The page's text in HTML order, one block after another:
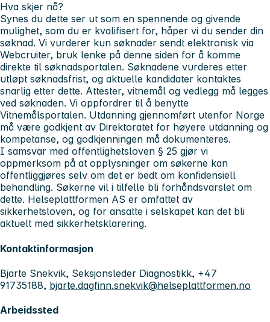
Hva skjer nå?
Synes du dette ser ut som en spennende og givende
mulighet, som du er kvalifisert for, håper vi du sender din
søknad. Vi vurderer kun søknader sendt elektronisk via
Webcruiter, bruk lenke på denne siden for å komme
direkte til søknadsportalen. Søknadene vurderes etter
utløpt søknadsfrist, og aktuelle kandidater kontaktes
snarlig etter dette. Attester, vitnemål og vedlegg må legges
ved søknaden. Vi oppfordrer til å benytte
Vitnemålsportalen. Utdanning gjennomført utenfor Norge
må være godkjent av Direktoratet for høyere utdanning og
kompetanse, og godkjenningen må dokumenteres.
I samsvar med offentlighetsloven § 25 gjør vi
oppmerksom på at opplysninger om søkerne kan
offentliggjøres selv om det er bedt om konfidensiell
behandling. Søkerne vil i tilfelle bli forhåndsvarslet om
dette. Helseplattformen AS er omfattet av
sikkerhetsloven, og for ansatte i selskapet kan det bli
aktuelt med sikkerhetsklarering.
Kontaktinformasjon
Bjarte Snekvik, Seksjonsleder Diagnostikk, +47
91735188, bjarte.dagfinn.snekvik@helseplattformen.no
Arbeidssted